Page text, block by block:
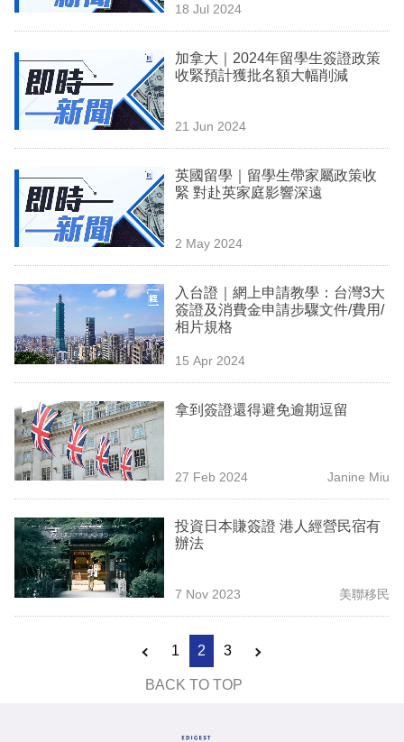
訂
閱
18 Jul 2024
加拿大｜2024年留學生簽證政策
收緊預計獲批名額大幅削減
21 Jun 2024
英國留學｜留學生帶家屬政策收
緊 對赴英家庭影響深遠
2 May 2024
入台證｜網上申請教學：台灣3大
簽證及消費金申請步驟文件/費用/
相片規格
15 Apr 2024
拿到簽證還得避免逾期逗留
27 Feb 2024 Janine Miu
投資日本賺簽證 港人經營民宿有
辦法
7 Nov 2023 美聯移民
1 2 3
BACK TO TOP